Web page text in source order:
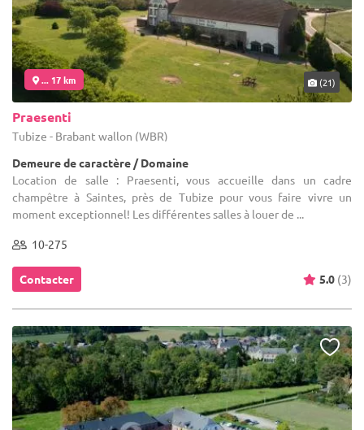
... 17 km (21)
Praesenti
Tubize - Brabant wallon (WBR)
Demeure de caractère / Domaine
Location de salle : Praesenti, vous accueille dans un cadre
champêtre à Saintes, près de Tubize pour vous faire vivre un
moment exceptionnel! Les différentes salles à louer de ...
10-275
Contacter 5.0 (3)